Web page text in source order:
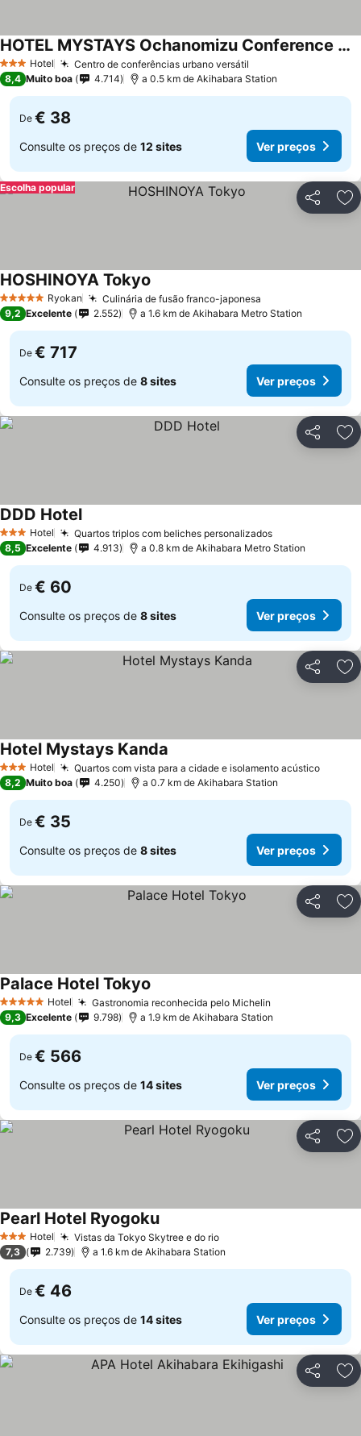
3 EstrelasHotel Centro de conferências urbano versátil
HOTEL MYSTAYS Ochanomizu Conference Center
8,4 Muito boa 4.714 a 0.5 km de Akihabara Station
De € 38
Consulte os preços de 12 sites Ver preços
Partilhar
Escolha popular
5 Estrelas Ryokan Culinária de fusão franco-japonesa
HOSHINOYA Tokyo
9,2 Excelente 2.552 a 1.6 km de Akihabara Metro Station
De € 717
Consulte os preços de 8 sites Ver preços
Partilhar
3 EstrelasHotel Quartos triplos com beliches personalizados
DDD Hotel
8,5 Excelente 4.913 a 0.8 km de Akihabara Metro Station
De € 60
Consulte os preços de 8 sites Ver preços
Partilhar
3 EstrelasHotel Quartos com vista para a cidade e isolamento acústico
Hotel Mystays Kanda
8,2 Muito boa 4.250 a 0.7 km de Akihabara Station
De € 35
Consulte os preços de 8 sites Ver preços
Partilhar
5 Estrelas Hotel Gastronomia reconhecida pelo Michelin
Palace Hotel Tokyo
9,3 Excelente 9.798 a 1.9 km de Akihabara Station
De € 566
Consulte os preços de 14 sites Ver preços
Partilhar
3 EstrelasHotel Vistas da Tokyo Skytree e do rio
Pearl Hotel Ryogoku
7,3 2.739 a 1.6 km de Akihabara Station
De € 46
Consulte os preços de 14 sites Ver preços
Partilhar